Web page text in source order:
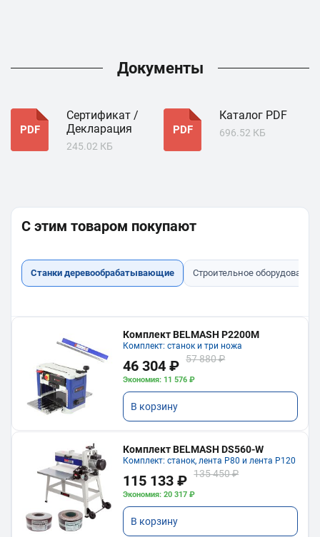
Документы
PDF
Сертификат /
Декларация
245.02 КБ
PDF
Каталог PDF
696.52 КБ
С этим товаром покупают
Станки деревообрабатывающие Строительное оборудование
Комплект BELMASH P2200M
Комплект: станок и три ножа
46 304 ₽ 57 880 ₽
Экономия: 11 576 ₽
В корзину
Комплект BELMASH DS560-W
Комплект: станок, лента P80 и лента P120
115 133 ₽ 135 450 ₽
Экономия: 20 317 ₽
В корзину